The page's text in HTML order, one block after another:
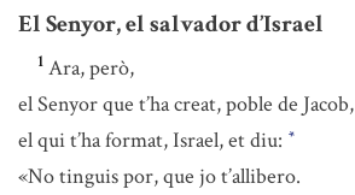
El Senyor, el salvador d’Israel
1 Ara, però,
el Senyor que t’ha creat, poble de Jacob,
el qui t’ha format, Israel, et diu: *
«No tinguis por, que jo t’allibero.